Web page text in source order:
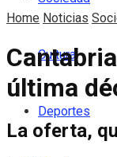
Cultura
Deportes
Home Noticias
última
La oferta,